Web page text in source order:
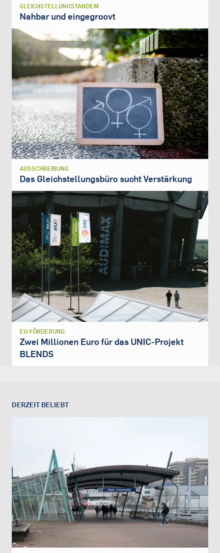
GLEICHSTELLUNGSTANDEM
Nahbar und eingegroovt
AUSSCHREIBUNG
Das Gleichstellungsbüro sucht Verstärkung
EU-FÖRDERUNG
Zwei Millionen Euro für das UNIC-Projekt
BLENDS
DERZEIT BELIEBT